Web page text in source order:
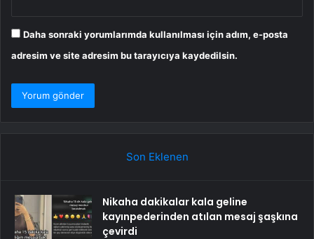
Daha sonraki yorumlarımda kullanılması için adım, e-posta
adresim ve site adresim bu tarayıcıya kaydedilsin.
Son Eklenen
Nikaha dakikalar kala geline
kayınpederinden atılan mesaj şaşkına
çevirdi